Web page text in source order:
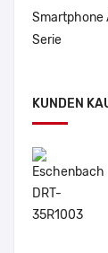
Smartphone
Serie
KUNDEN